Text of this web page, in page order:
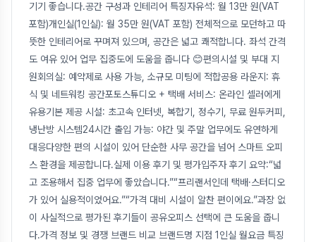
기기 좋습니다.공간 구성과 인테리어 특징자유석: 월 13만 원(VAT
포함)개인실(1인실): 월 35만 원(VAT 포함) 전체적으로 모던하고 따
뜻한 인테리어로 꾸며져 있으며, 공간은 넓고 쾌적합니다. 좌석 간격
도 여유 있어 업무 집중도에 도움을 줍니다 😊편의시설 및 부대 지
원회의실: 예약제로 사용 가능, 소규모 미팅에 적합공용 라운지: 휴
식 및 네트워킹 공간포토스튜디오 + 택배 서비스: 온라인 셀러에게
유용기본 제공 시설: 초고속 인터넷, 복합기, 정수기, 무료 원두커피,
냉난방 시스템24시간 출입 가능: 야간 및 주말 업무에도 유연하게
대응다양한 편의 시설이 있어 단순한 사무 공간을 넘어 스마트 오피
스 환경을 제공합니다.실제 이용 후기 및 평가입주자 후기 요약:“넓
고 조용해서 집중 업무에 좋았습니다.”“프리랜서인데 택배·스터디오
가 있어 실용적이었어요.”“가격 대비 시설이 알찬 편이에요.”과장 없
이 사실적으로 평가된 후기들이 공유오피스 선택에 큰 도움을 줍니
다.가격 정보 및 경쟁 브랜드 비교 브랜드명 지점 1인실 월요금 특징